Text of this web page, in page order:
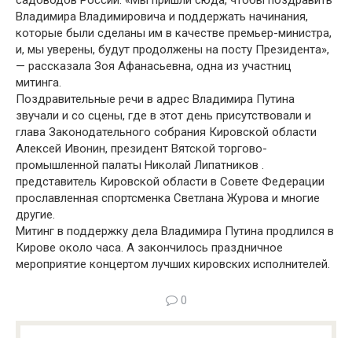
Владимира Владимировича и поддержать начинания,
которые были сделаны им в качестве премьер-министра,
и, мы уверены, будут продолжены на посту Президента»,
— рассказала Зоя Афанасьевна, одна из участниц
митинга.
Поздравительные речи в адрес Владимира Путина
звучали и со сцены, где в этот день присутствовали и
глава Законодательного собрания Кировской области
Алексей Ивонин, президент Вятской торгово-
промышленной палаты Николай Липатников .
представитель Кировской области в Совете Федерации
прославленная спортсменка Светлана Журова и многие
другие.
Митинг в поддержку дела Владимира Путина продлился в
Кирове около часа. А закончилось праздничное
мероприятие концертом лучших кировских исполнителей.
0